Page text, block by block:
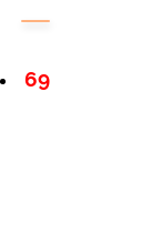
69